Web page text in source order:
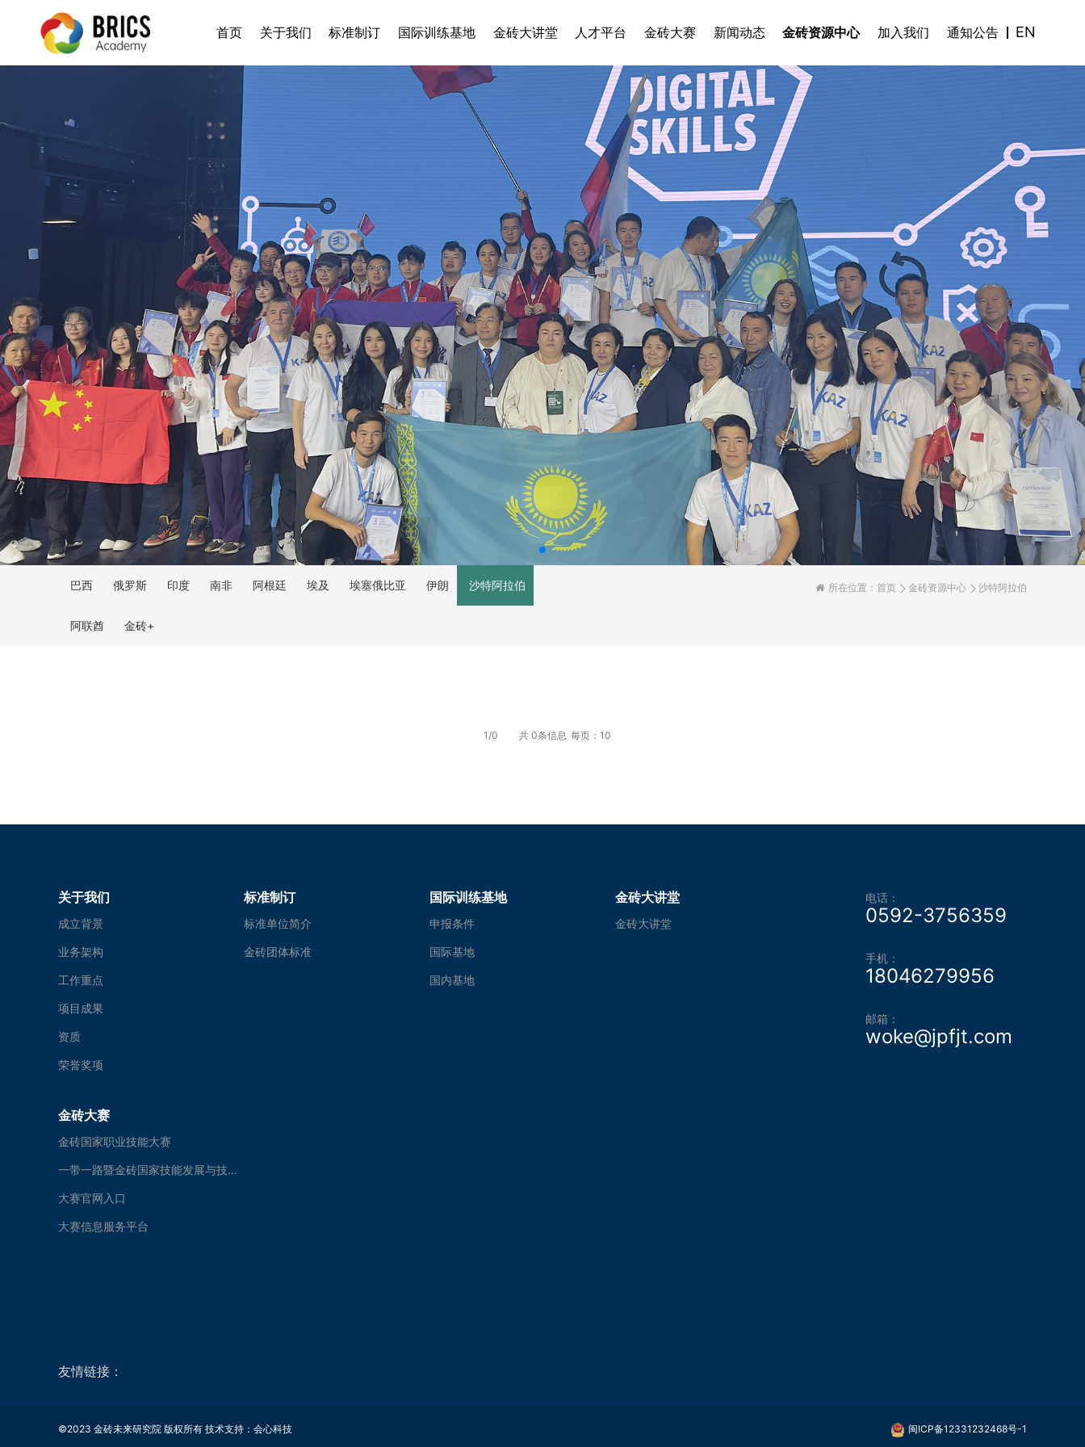
首页 关于我们 标准制订 国际训练基地 金砖大讲堂 人才平台 金砖大赛 新闻动态 金砖资源中心 加入我们 通知公告 EN
巴西 俄罗斯 印度 南非 阿根廷 埃及 埃塞俄比亚 伊朗 沙特阿拉伯
阿联酋 金砖+
所在位置： 首页 金砖资源中心 沙特阿拉伯
1/0 每页：10
共 0条信息
关于我们
成立背景
业务架构
工作重点
项目成果
资质
荣誉奖项
标准制订
标准单位简介
金砖团体标准
国际训练基地
申报条件
国际基地
国内基地
金砖大讲堂
金砖大讲堂
金砖大赛
金砖国家职业技能大赛
一带一路暨金砖国家技能发展与技术创新大赛
大赛官网入口
大赛信息服务平台
电话：
0592-3756359
手机：
18046279956
邮箱：
woke@jpfjt.com
友情链接：
©2023 金砖未来研究院 版权所有 技术支持： 会心科技 闽ICP备12331232468号-1